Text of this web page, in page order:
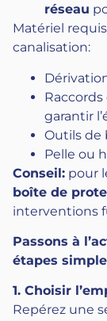
réseau
Matériel
canalisation:
garantir
Outils de
Pelle ou
Conseil: pour
boîte de
interventions
Passons à
étapes
1. Choisir
Repérez une